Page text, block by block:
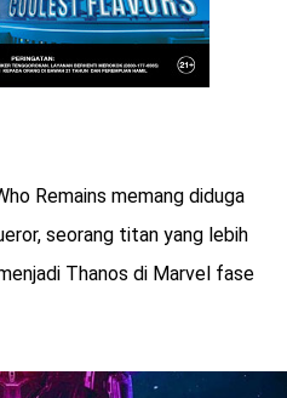
Remains memang diduga
seorang titan yang lebih
Thanos di Marvel fase